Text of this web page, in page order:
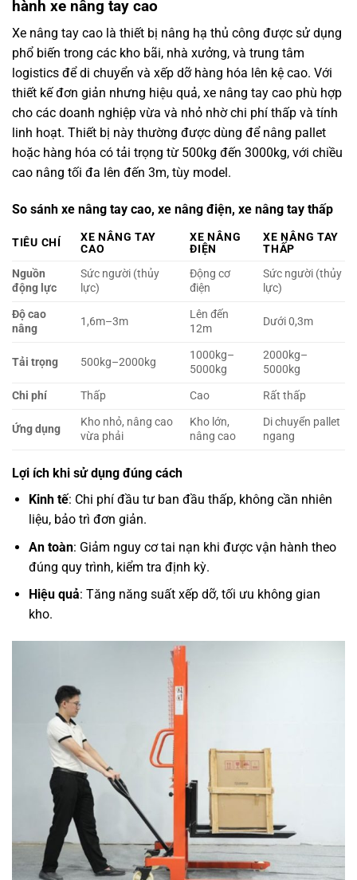
hành xe nâng tay cao
Xe nâng tay cao là thiết bị nâng hạ thủ công được sử dụng
phổ biến trong các kho bãi, nhà xưởng, và trung tâm
logistics để di chuyển và xếp dỡ hàng hóa lên kệ cao. Với
thiết kế đơn giản nhưng hiệu quả, xe nâng tay cao phù hợp
cho các doanh nghiệp vừa và nhỏ nhờ chi phí thấp và tính
linh hoạt. Thiết bị này thường được dùng để nâng pallet
hoặc hàng hóa có tải trọng từ 500kg đến 3000kg, với chiều
cao nâng tối đa lên đến 3m, tùy model.
So sánh xe nâng tay cao, xe nâng điện, xe nâng tay thấp
TIÊU CHÍ
XE NÂNG TAY
CAO
XE NÂNG
ĐIỆN
XE NÂNG TAY
THẤP
Nguồn
động lực
Sức người (thủy
lực)
Động cơ
điện
Sức người (thủy
lực)
Độ cao
nâng
1,6m–3m
Lên đến
12m
Dưới 0,3m
Tải trọng 500kg–2000kg
1000kg–
5000kg
2000kg–
5000kg
Chi phí
Thấp Cao Rất thấp
Ứng dụng
Kho nhỏ, nâng cao
vừa phải
Kho lớn,
nâng cao
Di chuyển pallet
ngang
Lợi ích khi sử dụng đúng cách
Kinh tế: Chi phí đầu tư ban đầu thấp, không cần nhiên
liệu, bảo trì đơn giản.
An toàn: Giảm nguy cơ tai nạn khi được vận hành theo
đúng quy trình, kiểm tra định kỳ.
Hiệu quả: Tăng năng suất xếp dỡ, tối ưu không gian
kho.